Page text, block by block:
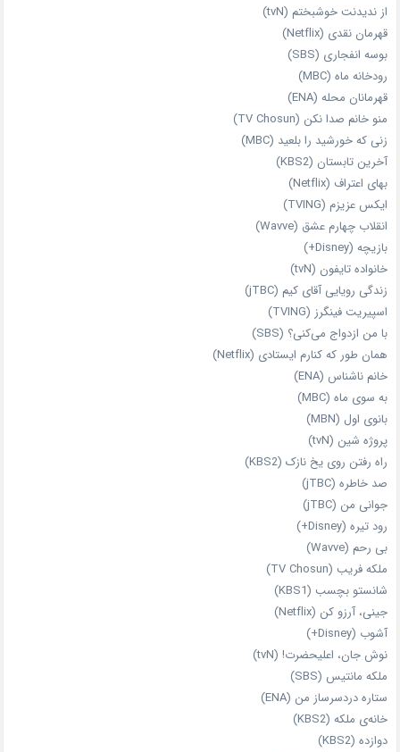
از ندیدنت خوشبختم (tvN)
قهرمان نقدی (Netflix)
بوسه انفجاری (SBS)
رودخانه ماه (MBC)
قهرمانان محله (ENA)
منو خانم صدا نکن (TV Chosun)
زنی که خورشید را بلعید (MBC)
آخرین تابستان (KBS2)
بهای اعتراف (Netflix)
ایکس عزیزم (TVING)
انقلاب چهارم عشق (Wavve)
بازیچه (Disney+)
خانواده تایفون (tvN)
زندگی رویایی آقای کیم (jTBC)
اسپیریت فینگرز (TVING)
با من ازدواج می‌کنی؟ (SBS)
همان‌ طور که کنارم ایستادی (Netflix)
خانم ناشناس (ENA)
به سوی ماه (MBC)
بانوی اول (MBN)
پروژه شین (tvN)
راه رفتن روی یخ نازک (KBS2)
صد خاطره (jTBC)
جوانی من (jTBC)
رود تیره (Disney+)
بی‌ رحم (Wavve)
ملکه فریب (TV Chosun)
شانستو بچسب (KBS1)
جینی، آرزو کن (Netflix)
آشوب (Disney+)
نوش جان، اعلیحضرت! (tvN)
ملکه‌ مانتیس (SBS)
ستاره دردسرساز من (ENA)
خانه‌ی ملکه (KBS2)
دوازده (KBS2)